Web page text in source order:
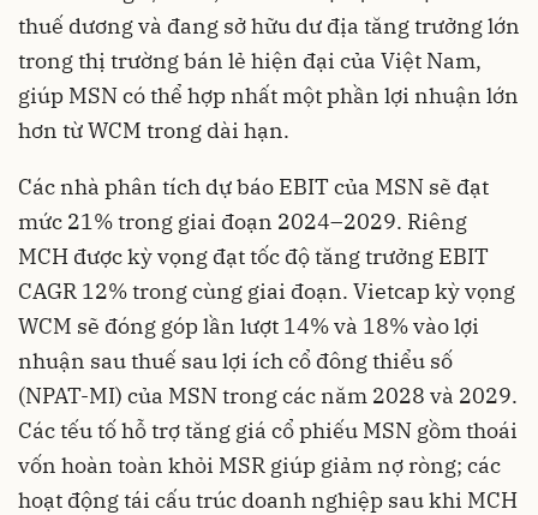
thuế dương và đang sở hữu dư địa tăng trưởng lớn
trong thị trường bán lẻ hiện đại của Việt Nam,
giúp MSN có thể hợp nhất một phần lợi nhuận lớn
hơn từ WCM trong dài hạn.
Các nhà phân tích dự báo EBIT của MSN sẽ đạt
mức 21% trong giai đoạn 2024–2029. Riêng
MCH được kỳ vọng đạt tốc độ tăng trưởng EBIT
CAGR 12% trong cùng giai đoạn. Vietcap kỳ vọng
WCM sẽ đóng góp lần lượt 14% và 18% vào lợi
nhuận sau thuế sau lợi ích cổ đông thiểu số
(NPAT-MI) của MSN trong các năm 2028 và 2029.
Các tếu tố hỗ trợ tăng giá cổ phiếu MSN gồm thoái
vốn hoàn toàn khỏi MSR giúp giảm nợ ròng; các
hoạt động tái cấu trúc doanh nghiệp sau khi MCH